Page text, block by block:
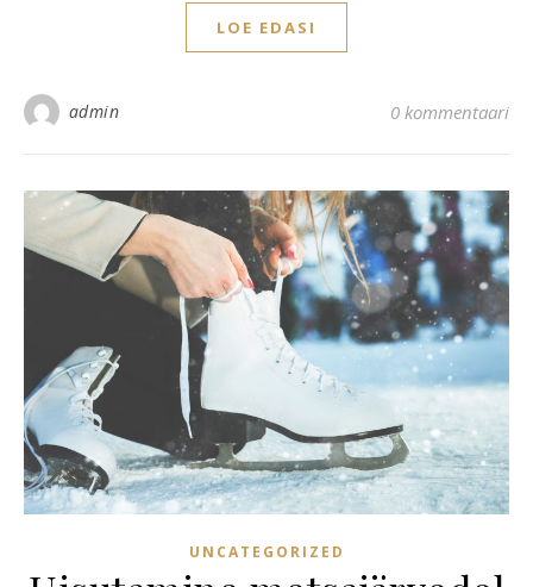
LOE EDASI
admin 0 kommentaari
UNCATEGORIZED